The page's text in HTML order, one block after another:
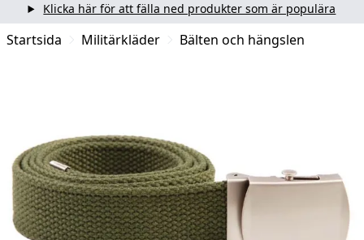
Klicka här för att fälla ned produkter som är populära
Startsida Militärkläder Bälten och hängslen